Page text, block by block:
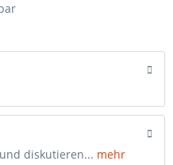
diskutieren... mehr